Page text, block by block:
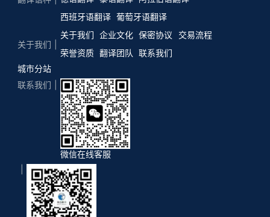
西班牙语翻译 葡萄牙语翻译
关于我们
关于我们 企业文化 保密协议
交易流程
荣誉资质 翻译团队
联系我们
城市分站
联系我们
微信在线客服